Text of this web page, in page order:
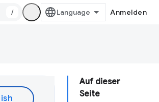
/ Anmelden
Auf dieser
Seite